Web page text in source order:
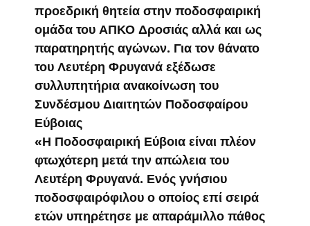
προεδρική θητεία στην ποδοσφαιρική
ομάδα του ΑΠΚΟ Δροσιάς αλλά και ως
παρατηρητής αγώνων. Για τον θάνατο
του Λευτέρη Φρυγανά εξέδωσε
συλλυπητήρια ανακοίνωση του
Συνδέσμου Διαιτητών Ποδοσφαίρου
Εύβοιας
«Η Ποδοσφαιρική Εύβοια είναι πλέον
φτωχότερη μετά την απώλεια του
Λευτέρη Φρυγανά. Ενός γνήσιου
ποδοσφαιρόφιλου ο οποίος επί σειρά
ετών υπηρέτησε με απαράμιλλο πάθος